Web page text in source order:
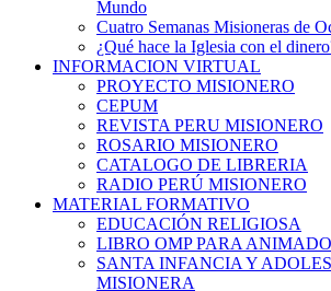
Mundo
Cuatro Semanas Misioneras de
¿Qué hace la Iglesia con el
INFORMACION VIRTUAL
PROYECTO MISIONERO
CEPUM
REVISTA PERU MISIONERO
ROSARIO MISIONERO
CATALOGO DE LIBRERIA
RADIO PERÚ MISIONERO
MATERIAL FORMATIVO
EDUCACIÓN RELIGIOSA
LIBRO OMP PARA
SANTA INFANCIA Y
MISIONERA